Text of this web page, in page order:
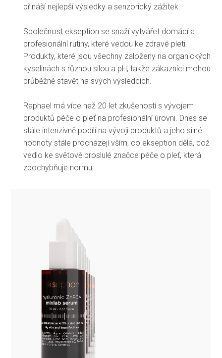
přináší nejlepší výsledky a senzorický zážitek.
Společnost ekseption se snaží vytvářet domácí a
profesionální rutiny, které vedou ke zdravé pleti.
Produkty, které jsou všechny založeny na organických
kyselinách s různou silou a pH, takže zákazníci mohou
průběžně stavět na svých výsledcích.
Raphael má více než 20 let zkušeností s vývojem
produktů péče o pleť na profesionální úrovni. Dnes se
stále intenzivně podílí na vývoji produktů a jeho silné
hodnoty stále procházejí vším, co ekseption dělá, což
vedlo ke světově proslulé značce péče o pleť, která
zpochybňuje normu.